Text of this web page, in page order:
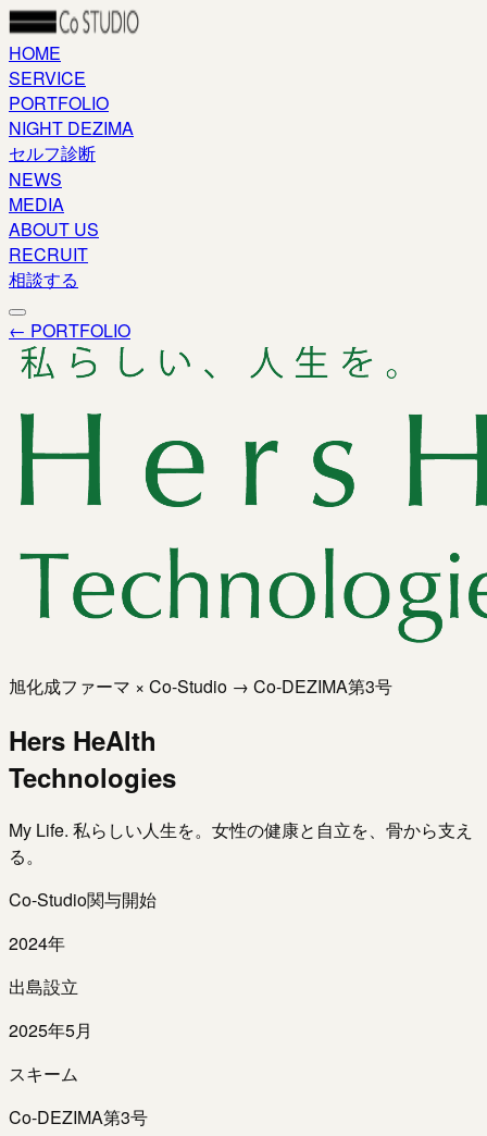
HOME
SERVICE
PORTFOLIO
NIGHT DEZIMA
セルフ診断
NEWS
MEDIA
ABOUT US
RECRUIT
相談する
← PORTFOLIO
旭化成ファーマ × Co-Studio → Co-DEZIMA第3号
Hers HeAlth
Technologies
My Life. 私らしい人生を。女性の健康と自立を、骨から支え
る。
Co-Studio関与開始
2024年
出島設立
2025年5月
スキーム
Co-DEZIMA第3号